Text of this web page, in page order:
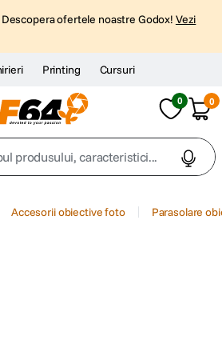
ofertele noastre Godox! Vezi
Printing Cursuri
0 0
caracteristici...
Accesorii obiective foto Parasolare